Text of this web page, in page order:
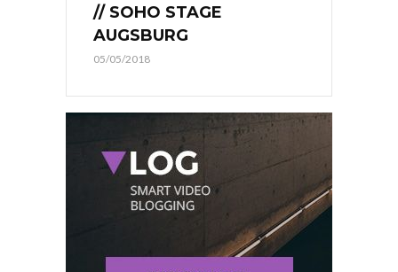
// SOHO STAGE
AUGSBURG
05/05/2018